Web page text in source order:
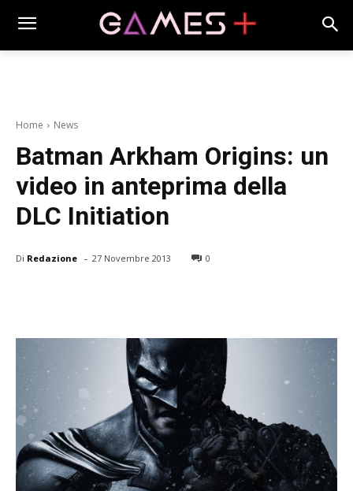
Home News
Batman Arkham Origins: un
video in anteprima della
DLC Initiation
Di Redazione - 27 Novembre 2013 0